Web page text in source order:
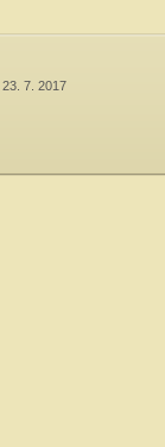
23. 7. 2017